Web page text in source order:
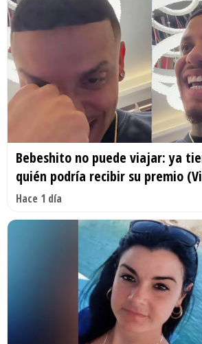
Bebeshito no puede viajar: ya
quién podría recibir su premio
Hace 1 día